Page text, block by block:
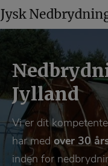
til
Jylland
Vi er dit
har med over 30
inden for